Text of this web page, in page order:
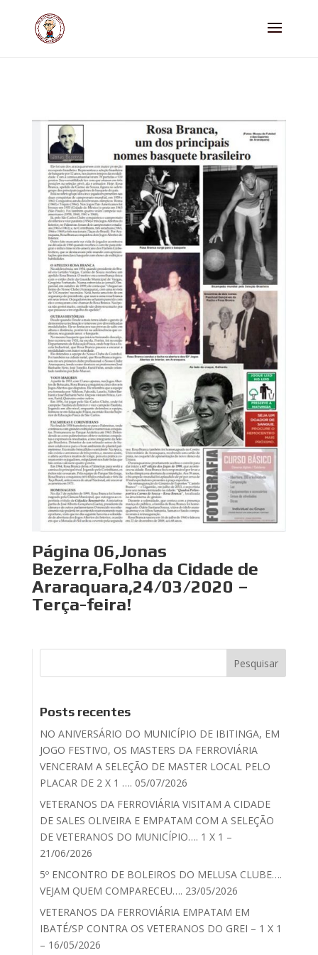
Página 06,Jonas
Bezerra,Folha da Cidade de
Araraquara,24/03/2020 –
Terça-feira!
Posts recentes
NO ANIVERSÁRIO DO MUNICÍPIO DE IBITINGA, EM
JOGO FESTIVO, OS MASTERS DA FERROVIÁRIA
VENCERAM A SELEÇÃO DE MASTER LOCAL PELO
PLACAR DE 2 X 1 …. 05/07/2026
VETERANOS DA FERROVIÁRIA VISITAM A CIDADE
DE SALES OLIVEIRA E EMPATAM COM A SELEÇÃO
DE VETERANOS DO MUNICÍPIO…. 1 X 1 –
21/06/2026
5º ENCONTRO DE BOLEIROS DO MELUSA CLUBE….
VEJAM QUEM COMPARECEU…. 23/05/2026
VETERANOS DA FERROVIÁRIA EMPATAM EM
IBATÉ/SP CONTRA OS VETERANOS DO GREI – 1 X 1
– 16/05/2026